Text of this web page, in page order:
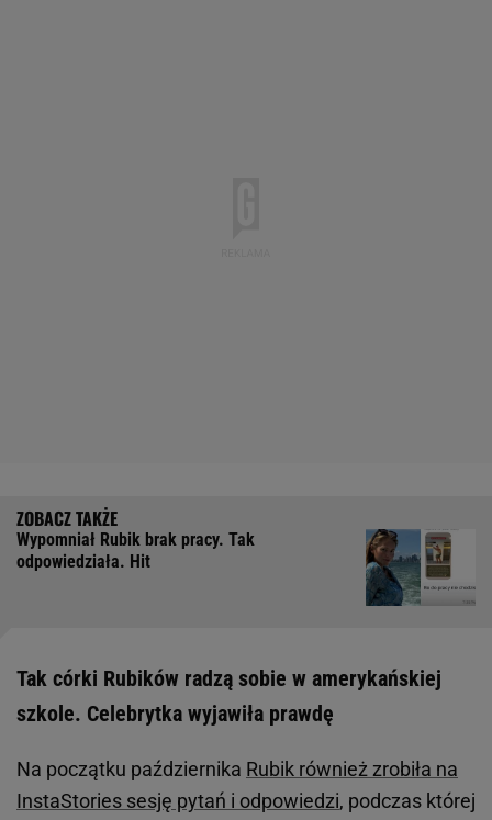
Wypomniał Rubik brak pracy. Tak
odpowiedziała. Hit
Tak córki Rubików radzą sobie w amerykańskiej
szkole. Celebrytka wyjawiła prawdę
Na początku października Rubik również zrobiła na
InstaStories sesję pytań i odpowiedzi, podczas której